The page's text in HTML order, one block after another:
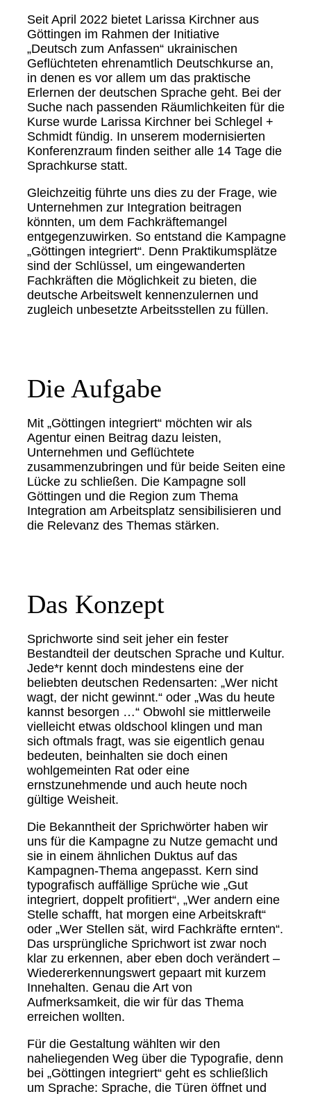
Seit April 2022 bietet Larissa Kirchner aus
Göttingen im Rahmen der Initiative
„Deutsch zum Anfassen“ ukrainischen
Geflüchteten ehrenamtlich Deutschkurse an,
in denen es vor allem um das praktische
Erlernen der deutschen Sprache geht. Bei der
Suche nach passenden Räumlichkeiten für die
Kurse wurde Larissa Kirchner bei Schlegel +
Schmidt fündig. In unserem modernisierten
Konferenzraum finden seither alle 14 Tage die
Sprachkurse statt.
Gleichzeitig führte uns dies zu der Frage, wie
Unternehmen zur Integration beitragen
könnten, um dem Fachkräftemangel
entgegenzuwirken. So entstand die Kampagne
„Göttingen integriert“. Denn Praktikumsplätze
sind der Schlüssel, um eingewanderten
Fachkräften die Möglichkeit zu bieten, die
deutsche Arbeitswelt kennenzulernen und
zugleich unbesetzte Arbeitsstellen zu füllen.
Die Aufgabe
Mit „Göttingen integriert“ möchten wir als
Agentur einen Beitrag dazu leisten,
Unternehmen und Geflüchtete
zusammenzubringen und für beide Seiten eine
Lücke zu schließen. Die Kampagne soll
Göttingen und die Region zum Thema
Integration am Arbeitsplatz sensibilisieren und
die Relevanz des Themas stärken.
Das Konzept
Sprichworte sind seit jeher ein fester
Bestandteil der deutschen Sprache und Kultur.
Jede*r kennt doch mindestens eine der
beliebten deutschen Redensarten: „Wer nicht
wagt, der nicht gewinnt.“ oder „Was du heute
kannst besorgen …“ Obwohl sie mittlerweile
vielleicht etwas oldschool klingen und man
sich oftmals fragt, was sie eigentlich genau
bedeuten, beinhalten sie doch einen
wohlgemeinten Rat oder eine
ernstzunehmende und auch heute noch
gültige Weisheit.
Die Bekanntheit der Sprichwörter haben wir
uns für die Kampagne zu Nutze gemacht und
sie in einem ähnlichen Duktus auf das
Kampagnen-Thema angepasst. Kern sind
typografisch auffällige Sprüche wie „Gut
integriert, doppelt profitiert“, „Wer andern eine
Stelle schafft, hat morgen eine Arbeitskraft“
oder „Wer Stellen sät, wird Fachkräfte ernten“.
Das ursprüngliche Sprichwort ist zwar noch
klar zu erkennen, aber eben doch verändert –
Wiedererkennungswert gepaart mit kurzem
Innehalten. Genau die Art von
Aufmerksamkeit, die wir für das Thema
erreichen wollten.
Für die Gestaltung wählten wir den
naheliegenden Weg über die Typografie, denn
bei „Göttingen integriert“ geht es schließlich
um Sprache: Sprache, die Türen öffnet und